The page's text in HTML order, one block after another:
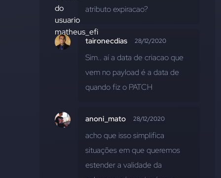
atributo expiracao?
taironecdias 28/12/2020
Sim.. aí a data de criacao que
vem no payload é a data de
quando fiz o PATCH
anoni_mato 28/12/2020
acho que isso simplifica
situações em que queremos
estender a validade da